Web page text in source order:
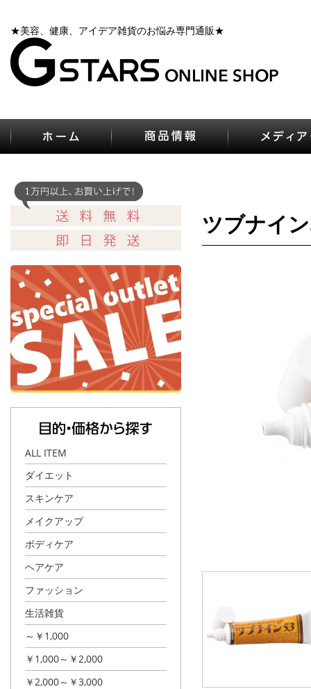
★美容、健康、アイデア雑貨のお悩み専門通販★
ツブナイ
ALL ITEM
ダイエット
スキンケア
メイクアップ
ボディケア
ヘアケア
ファッション
生活雑貨
～￥1,000
￥1,000～￥2,000
￥2,000～￥3,000